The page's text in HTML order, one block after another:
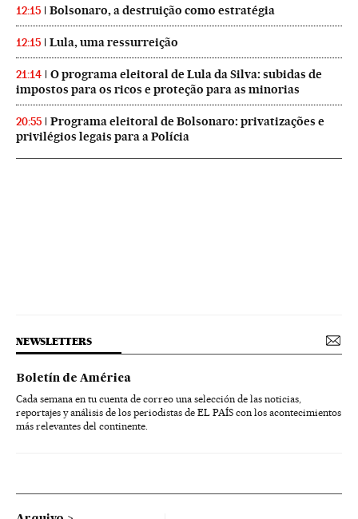
12:15 Bolsonaro, a destruição como estratégia
12:15 Lula, uma ressurreição
21:14
O programa eleitoral de Lula da Silva: subidas de
impostos para os ricos e proteção para as minorias
20:55
Programa eleitoral de Bolsonaro: privatizações e
privilégios legais para a Polícia
NEWSLETTERS
Boletín de América
Cada semana en tu cuenta de correo una selección de las noticias,
reportajes y análisis de los periodistas de EL PAÍS con los acontecimientos
más relevantes del continente.